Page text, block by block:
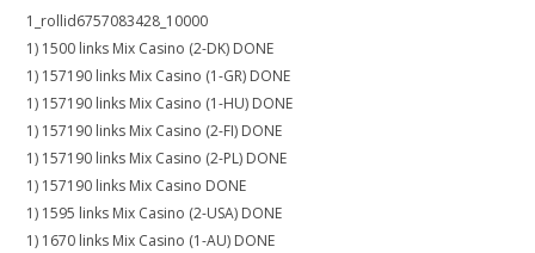
1_rollid6757083428_10000
1) 1500 links Mix Casino (2-DK) DONE
1) 157190 links Mix Casino (1-GR) DONE
1) 157190 links Mix Casino (1-HU) DONE
1) 157190 links Mix Casino (2-FI) DONE
1) 157190 links Mix Casino (2-PL) DONE
1) 157190 links Mix Casino DONE
1) 1595 links Mix Casino (2-USA) DONE
1) 1670 links Mix Casino (1-AU) DONE